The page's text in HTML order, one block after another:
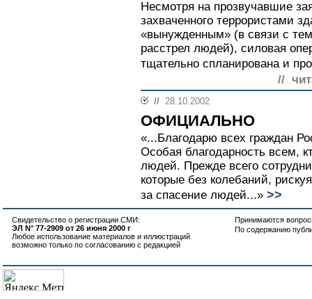
Несмотря на прозвучавшие
захваченного террористами
«вынужденным» (в связи с
расстрел людей), силовая
тщательно спланирована и
//
// 28.10.2002
ОФИЦИАЛЬНО
«...Благодарю всех граждан
Особая благодарность всем,
людей. Прежде всего
которые без колебаний,
за спасение людей...» >>
Свидетельство о регистрации СМИ:
ЭЛ N° 77-2909 от 26 июня 2000 г
Любое использование материалов и иллюстраций
возможно только по согласованию с редакцией
Принимаются
По содержанию